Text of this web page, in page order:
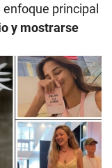
principal
y mostrarse